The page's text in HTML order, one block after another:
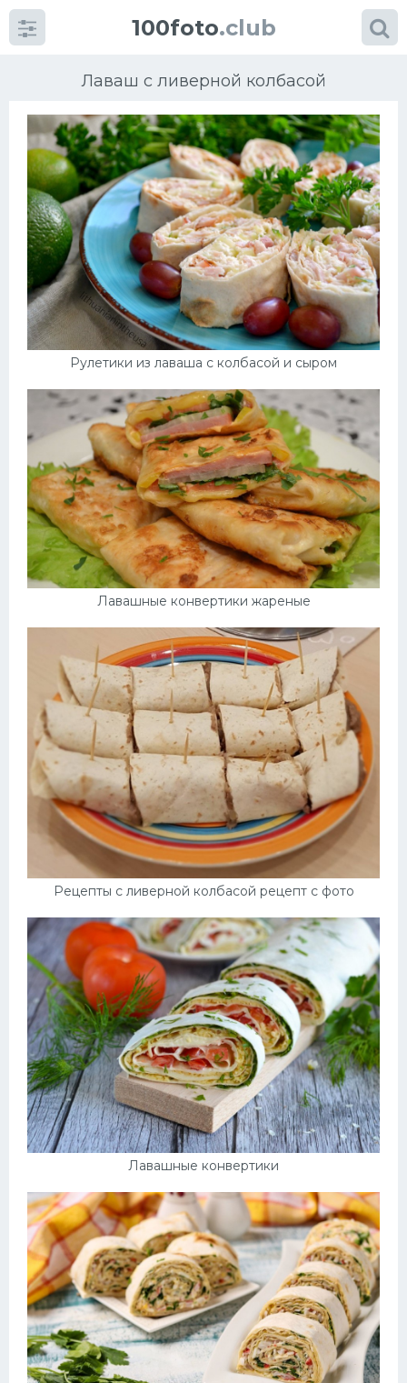
100foto.club
Лаваш с ливерной колбасой
Рулетики из лаваша с колбасой и сыром
Лавашные конвертики жареные
Рецепты с ливерной колбасой рецепт с фото
Лавашные конвертики
Категориикартинок
Супы
Мясные блюда
Печенье
Выпечка
Десерт
Напитки
Дизайн комнаты